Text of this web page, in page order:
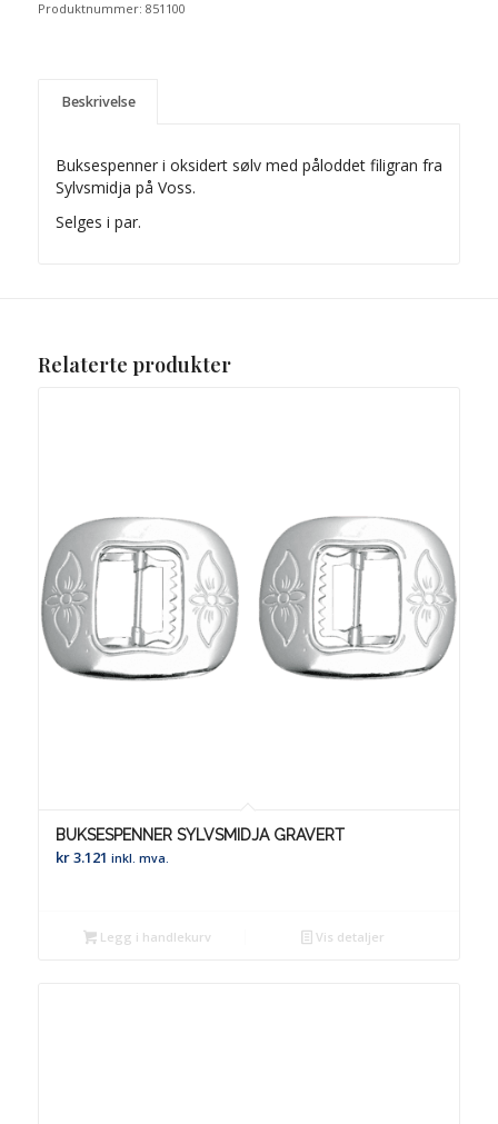
Produktnummer: 851100
Beskrivelse
Buksespenner i oksidert sølv med påloddet filigran fra
Sylvsmidja på Voss.
Selges i par.
Relaterte produkter
BUKSESPENNER SYLVSMIDJA GRAVERT
kr3.121 inkl. mva.
Legg i handlekurv Vis detaljer